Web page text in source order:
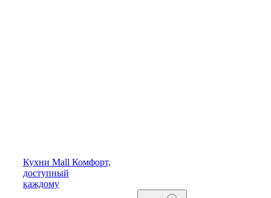
Кухни Mall Комфорт,
доступный
каждому